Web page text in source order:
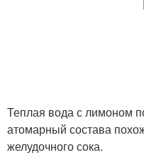
Теплая вода с лимоном
атомарный состава
желудочного сока.